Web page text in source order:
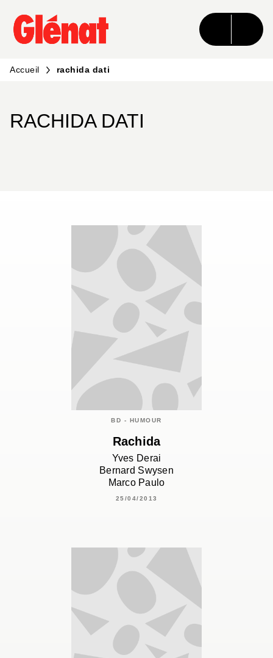
MENU RECHERCHE CONTENU
PIED DE PAGE
Accueil rachida dati
RACHIDA DATI
BD - HUMOUR
Rachida
Yves Derai
Bernard Swysen
Marco Paulo
25/04/2013